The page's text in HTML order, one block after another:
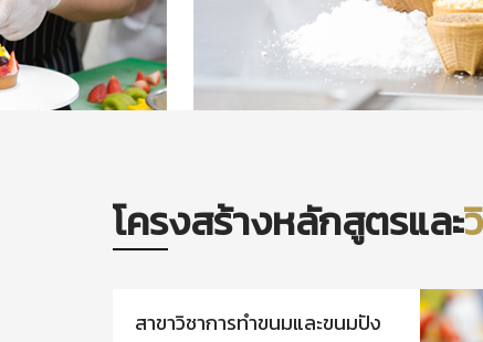
โครงสร้างหลักสูตรและ
สาขาวิชาการทำขนมและขนมปัง